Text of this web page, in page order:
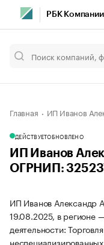
РБК Компании
Главная ИП Иванов
ДЕЙСТВУЕТОБНОВЛЕНО
ИП Иванов
ОГРНИП:
ИП Иванов Александр
19.08.2025, в регионе
деятельности: